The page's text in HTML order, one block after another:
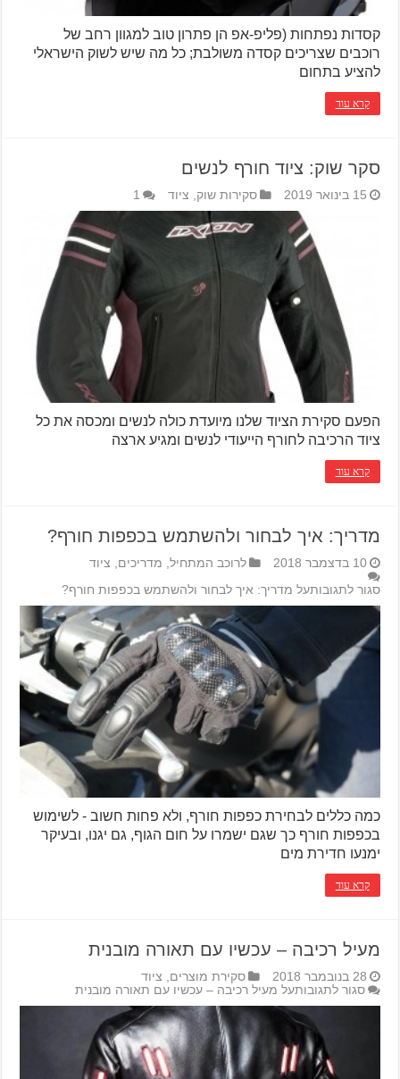
קסדות נפתחות (פליפ-אפ הן פתרון טוב למגוון רחב של
רוכבים שצריכים קסדה משולבת; כל מה שיש לשוק הישראלי
להציע בתחום
קרא עוד
סקר שוק: ציוד חורף לנשים
15 בינואר 2019 סקירות שוק, ציוד 1
הפעם סקירת הציוד שלנו מיועדת כולה לנשים ומכסה את כל
ציוד הרכיבה לחורף הייעודי לנשים ומגיע ארצה
קרא עוד
מדריך: איך לבחור ולהשתמש בכפפות חורף?
10 בדצמבר 2018 לרוכב המתחיל, מדריכים, ציוד
סגור לתגובותעל מדריך: איך לבחור ולהשתמש בכפפות חורף?
כמה כללים לבחירת כפפות חורף, ולא פחות חשוב - לשימוש
בכפפות חורף כך שגם ישמרו על חום הגוף, גם יגנו, ובעיקר
ימנעו חדירת מים
קרא עוד
מעיל רכיבה – עכשיו עם תאורה מובנית
28 בנובמבר 2018 סקירת מוצרים
ציוד
סגור לתגובותעל מעיל רכיבה – עכשיו עם תאורה מובנית